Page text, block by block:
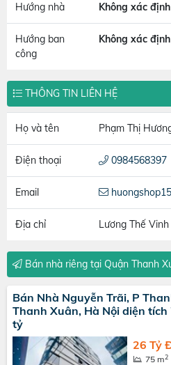
Hướng nhà Không xác định
Hướng ban
công
Không xác định
THÔNG TIN LIÊN HỆ
Họ và tên Phạm Thị
Điện thoại 0984568397
Email
Địa chỉ Lương Thế Vinh
Bán nhà riêng tại Quận Thanh
Bán Nhà Nguyễn Trãi, P
Thanh Xuân, Hà Nội diện
tỷ
26 Tỷ
75 m2